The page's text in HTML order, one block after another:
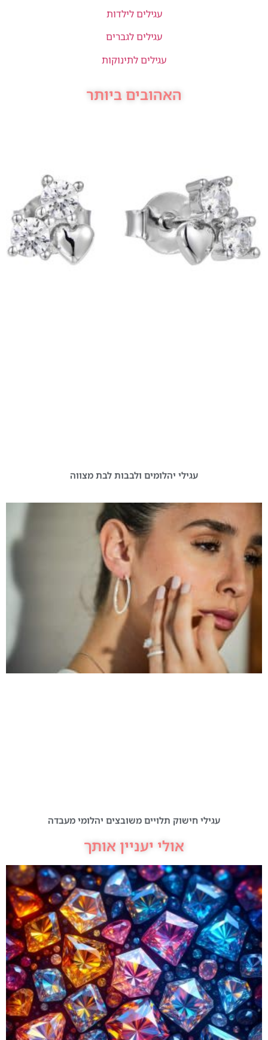
עגילים לילדות
עגילים לגברים
עגילים לתינוקות
האהובים ביותר
עגילי יהלומים ולבבות לבת מצווה
עגילי חישוק תלויים משובצים יהלומי מעבדה
אולי יעניין אותך